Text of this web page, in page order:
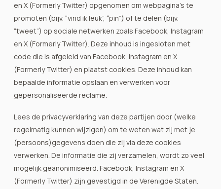
en X (Formerly Twitter) opgenomen om webpagina’s te
promoten (bijv. “vind ik leuk”, “pin”) of te delen (bijv.
“tweet”) op sociale netwerken zoals Facebook, Instagram
en X (Formerly Twitter). Deze inhoud is ingesloten met
code die is afgeleid van Facebook, Instagram en X
(Formerly Twitter) en plaatst cookies. Deze inhoud kan
bepaalde informatie opslaan en verwerken voor
gepersonaliseerde reclame.
Lees de privacyverklaring van deze partijen door (welke
regelmatig kunnen wijzigen) om te weten wat zij met je
(persoons)gegevens doen die zij via deze cookies
verwerken. De informatie die zij verzamelen, wordt zo veel
mogelijk geanonimiseerd. Facebook, Instagram en X
(Formerly Twitter) zijn gevestigd in de Verenigde Staten.